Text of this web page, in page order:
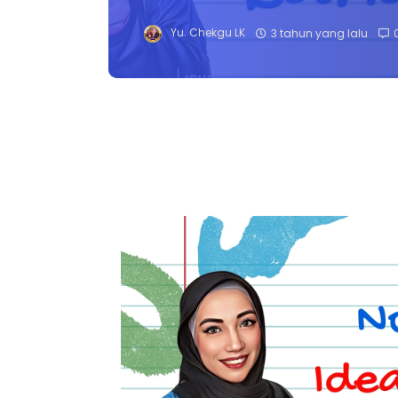
Yu. Chekgu LK 3 tahun yang lalu